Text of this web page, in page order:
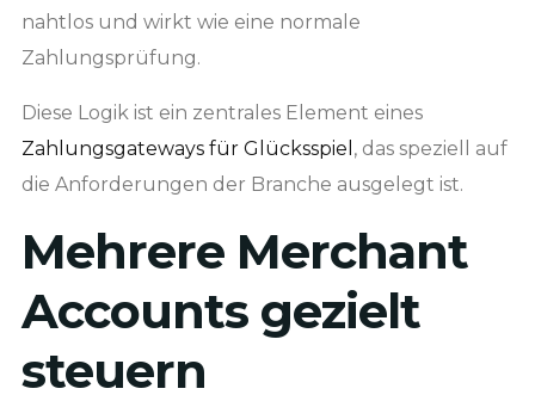
nahtlos und wirkt wie eine normale
Zahlungsprüfung.
Diese Logik ist ein zentrales Element eines
Zahlungsgateways für Glücksspiel , das speziell auf
die Anforderungen der Branche ausgelegt ist.
Mehrere Merchant
Accounts gezielt
steuern